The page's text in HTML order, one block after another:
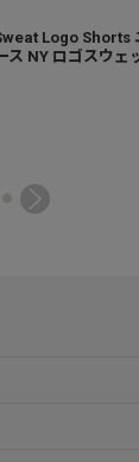
Logo Shorts
ス NY ロゴスウェ